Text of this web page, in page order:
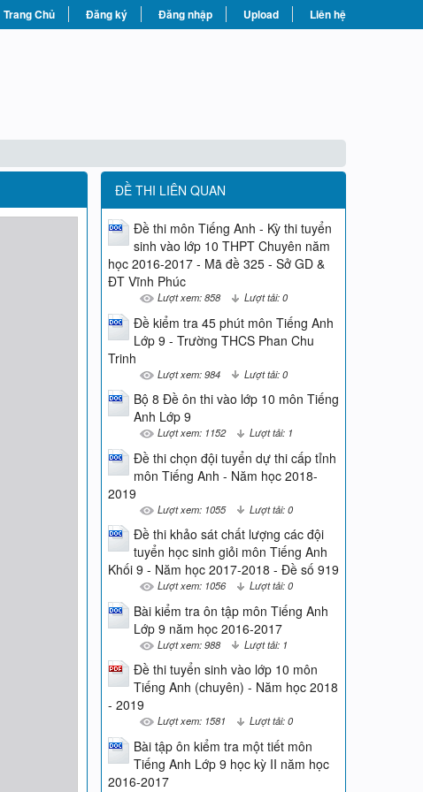
Trang Chủ Đăng ký Đăng nhập Upload Liên hệ
ĐỀ THI LIÊN QUAN
Đề thi môn Tiếng Anh - Kỳ thi tuyển
sinh vào lớp 10 THPT Chuyên năm
học 2016-2017 - Mã đề 325 - Sở GD &
ĐT Vĩnh Phúc
Lượt xem: 858 Lượt tải: 0
Đề kiểm tra 45 phút môn Tiếng Anh
Lớp 9 - Trường THCS Phan Chu
Trinh
Lượt xem: 984 Lượt tải: 0
Bộ 8 Đề ôn thi vào lớp 10 môn Tiếng
Anh Lớp 9
Lượt xem: 1152 Lượt tải: 1
Đề thi chọn đội tuyển dự thi cấp tỉnh
môn Tiếng Anh - Năm học 2018-
2019
Lượt xem: 1055 Lượt tải: 0
Đề thi khảo sát chất lượng các đội
tuyển học sinh giỏi môn Tiếng Anh
Khối 9 - Năm học 2017-2018 - Đề số 919
Lượt xem: 1056 Lượt tải: 0
Bài kiểm tra ôn tập môn Tiếng Anh
Lớp 9 năm học 2016-2017
Lượt xem: 988 Lượt tải: 1
Đề thi tuyển sinh vào lớp 10 môn
Tiếng Anh (chuyên) - Năm học 2018
- 2019
Lượt xem: 1581 Lượt tải: 0
Bài tập ôn kiểm tra một tiết môn
Tiếng Anh Lớp 9 học kỳ II năm học
2016-2017